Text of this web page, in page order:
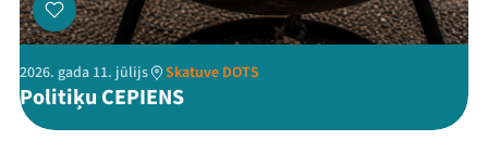
ThreadsFacebookYoutube
X Instagram
Flick TikTok
2026. gada 11. jūlijs Skatuve DOTS
Politiķu CEPIENS